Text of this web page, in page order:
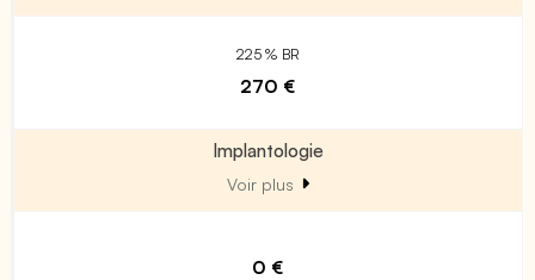
225 % BR
270 €
Implantologie
Voir plus
0 €